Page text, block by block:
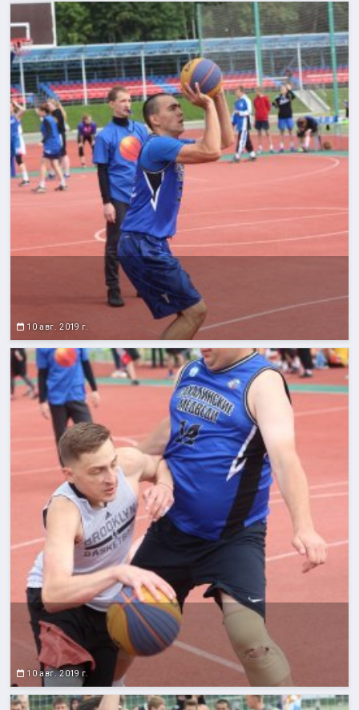
10 авг. 2019 г.
10 авг. 2019 г.